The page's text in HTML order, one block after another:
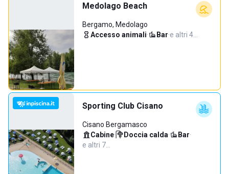
Medolago Beach
Bergamo, Medolago
Accesso animali· Bar·e altri 4…
Sporting Club Cisano
Cisano Bergamasco
Cabine· Doccia calda· Bar·
e altri 7…